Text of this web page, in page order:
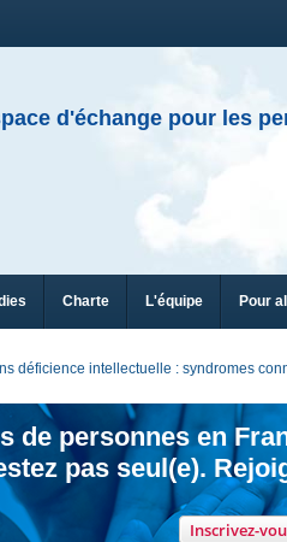
d'échange pour les
Charte L'équipe Pour
déficience intellectuelle : syndromes
de personnes en
pas seul(e).
Inscrivez-